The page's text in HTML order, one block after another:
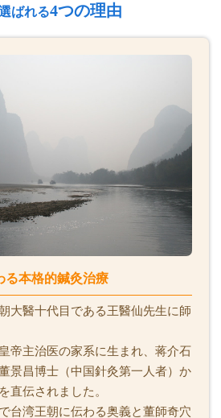
ばれる4つの理由
る本格的鍼灸治療
大醫十代目である王醫仙先生に師
帝主治医の家系に生まれ、蒋介石
景昌博士（中国針灸第一人者）か
直伝されました。
台湾王朝に伝わる奥義と董師奇穴